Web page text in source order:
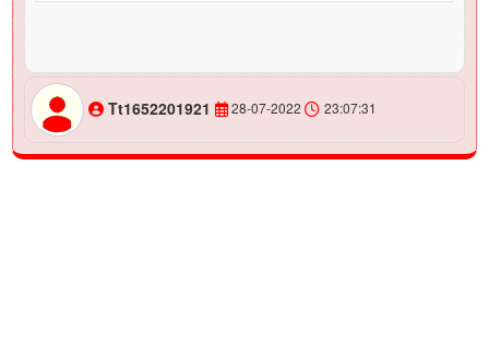
Tt1652201921 28-07-2022 23:07:31